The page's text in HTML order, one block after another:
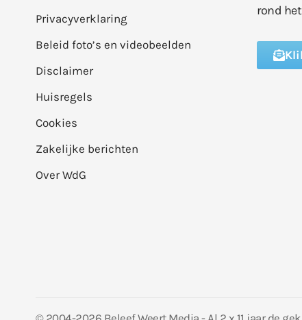
Privacyverklaring
Beleid foto’s en videobeelden
Disclaimer
Huisregels
Cookies
Zakelijke berichten
Over WdG
rond